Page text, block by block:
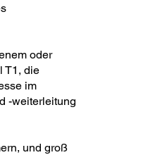
oder
T1, die
im
-weiterleitung
und groß